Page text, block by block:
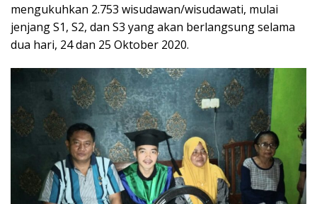
mengukuhkan 2.753 wisudawan/wisudawati, mulai
jenjang S1, S2, dan S3 yang akan berlangsung selama
dua hari, 24 dan 25 Oktober 2020.